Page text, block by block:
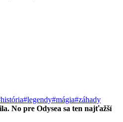
#legendy#mágia#záhady
No pre Odysea sa ten najťažší